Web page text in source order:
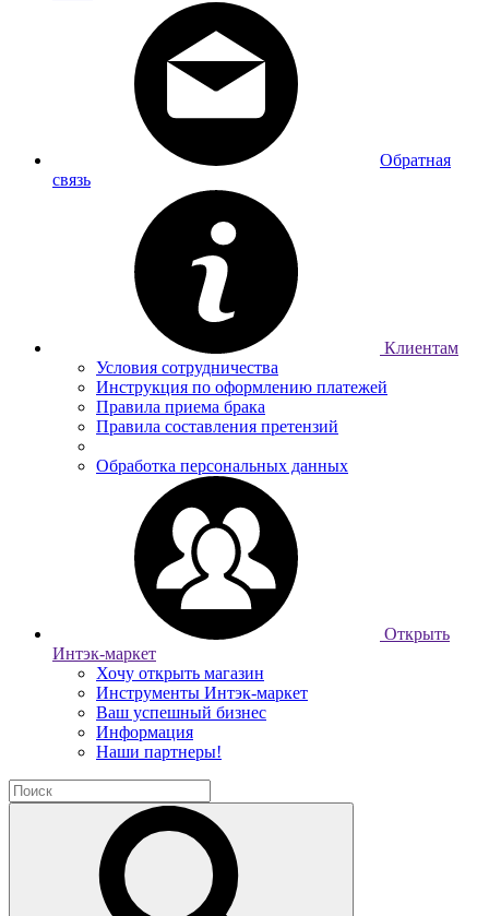
Обратная
связь
Клиентам
Условия сотрудничества
Инструкция по оформлению платежей
Правила приема брака
Правила составления претензий
Обработка персональных данных
Открыть
Интэк-маркет
Хочу открыть магазин
Инструменты Интэк-маркет
Ваш успешный бизнес
Информация
Наши партнеры!